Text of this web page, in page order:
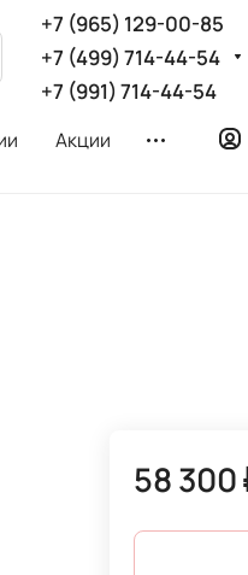
+7 (965) 129-00-85
+7 (499) 714-44-54
+7 (991) 714-44-54
Акции
58 300